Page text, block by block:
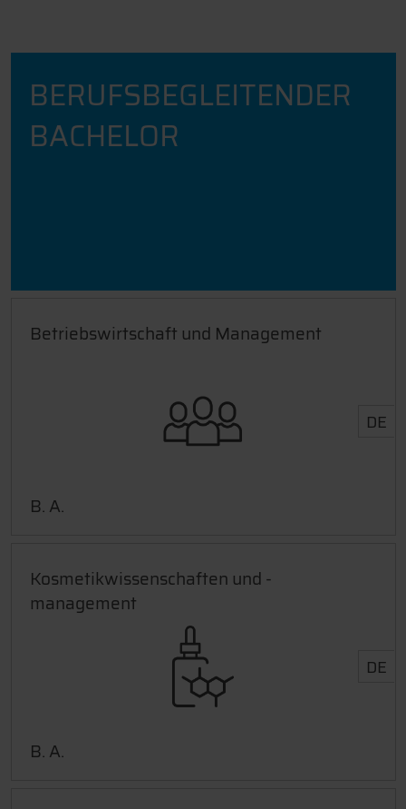
BERUFSBEGLEITENDER
BACHELOR
Betriebswirtschaft und Management
DE
B. A.
Kosmetikwissenschaften und -
management
DE
B. A.